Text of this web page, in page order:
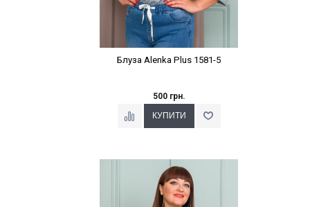
Блуза Alenka Plus 1581-5
500 грн.